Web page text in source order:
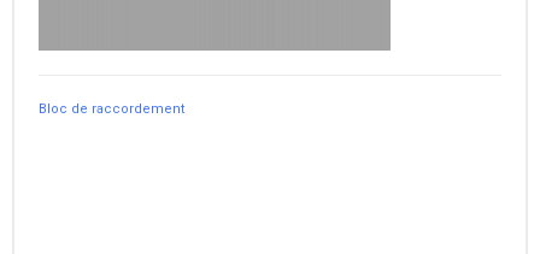
Bloc de raccordement